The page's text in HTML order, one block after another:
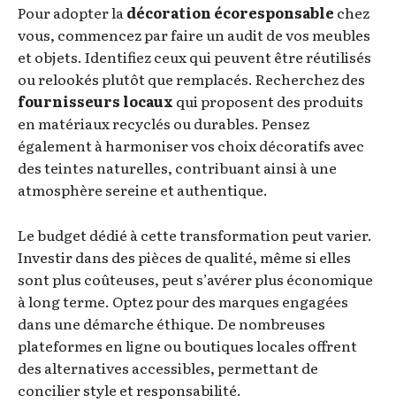
Pour adopter la décoration écoresponsable chez
vous, commencez par faire un audit de vos meubles
et objets. Identifiez ceux qui peuvent être réutilisés
ou relookés plutôt que remplacés. Recherchez des
fournisseurs locaux qui proposent des produits
en matériaux recyclés ou durables. Pensez
également à harmoniser vos choix décoratifs avec
des teintes naturelles, contribuant ainsi à une
atmosphère sereine et authentique.
Le budget dédié à cette transformation peut varier.
Investir dans des pièces de qualité, même si elles
sont plus coûteuses, peut s’avérer plus économique
à long terme. Optez pour des marques engagées
dans une démarche éthique. De nombreuses
plateformes en ligne ou boutiques locales offrent
des alternatives accessibles, permettant de
concilier style et responsabilité.